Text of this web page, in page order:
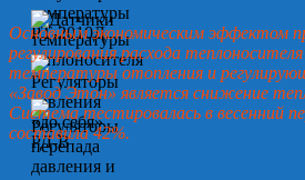
Основным экономическим эффектом
регулирования расхода
температуры отопления и
«Завод Этон» является снижение
Система тестировалась в весенний
составила 42%.